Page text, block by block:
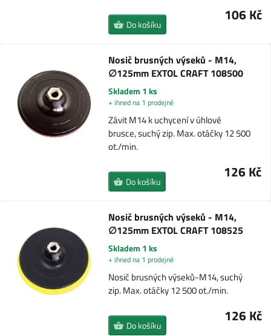
106 Kč
Do košíku
Nosič brusných výseků - M14,
∅125mm EXTOL CRAFT 108500
Skladem 1 ks
+ ihned na 1 prodejně
Závit M14 k uchycení v úhlové
brusce, suchý zip. Max. otáčky 12 500
ot./min.
126 Kč
Do košíku
Nosič brusných výseků - M14,
∅125mm EXTOL CRAFT 108525
Skladem 1 ks
+ ihned na 1 prodejně
Nosič brusných výseků-M14, suchý
zip. Max. otáčky 12 500 ot./min.
126 Kč
Do košíku